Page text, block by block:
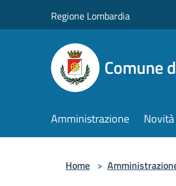
Regione Lombardia
Comune
Amministrazione Novità
Home >